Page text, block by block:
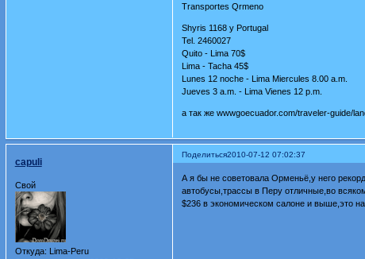
Transportes Qrmeno
Shyris 1168 y Portugal
Tel. 2460027
Quito - Lima 70$
Lima - Tacha 45$
Lunes 12 noche - Lima Miercules 8.00 a.m.
Jueves 3 a.m. - Lima Vienes 12 p.m.
а так же wwwgoecuador.com/traveler-guide/
Поделиться2010-07-12 07:02:37
capuli
Свой
Откуда: Lima-Peru
А я бы не советовала Орменьё,у него
автобусы,трассы в Перу отличные,во
$236 в экономическом салоне и выше,это